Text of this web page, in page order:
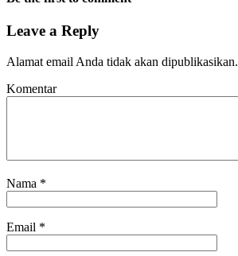
Leave a Reply
Alamat email Anda tidak akan dipublikasikan.
Komentar
Nama *
Email *